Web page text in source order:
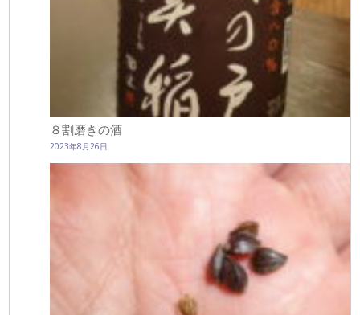
８割磨きの酒
2023年8月26日